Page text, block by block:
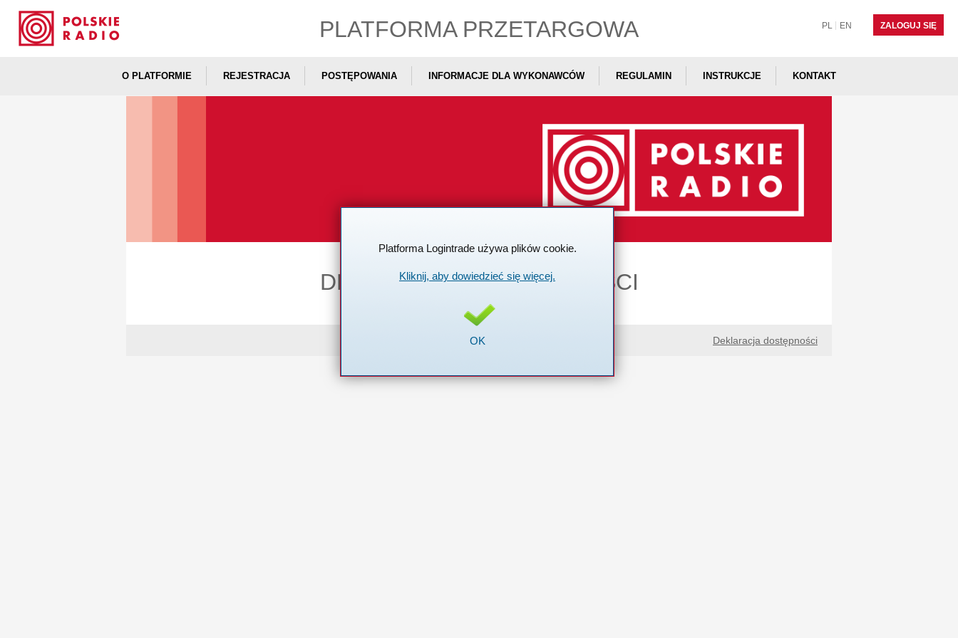
PLATFORMA PRZETARGOWA PL EN ZALOGUJ SIĘ
O PLATFORMIE REJESTRACJA POSTĘPOWANIA INFORMACJE DLA WYKONAWCÓW REGULAMIN INSTRUKCJE KONTAKT
DEKLARACJA DOSTĘPNOŚCI
Powered by Logintrade Deklaracja dostępności
Platforma Logintrade używa plików cookie.
Kliknij, aby dowiedzieć się więcej.
OK